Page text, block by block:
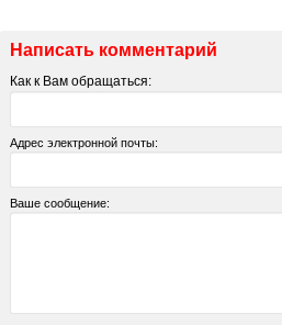
Написать комментарий
Как к Вам обращаться:
Адрес электронной почты:
Ваше сообщение: